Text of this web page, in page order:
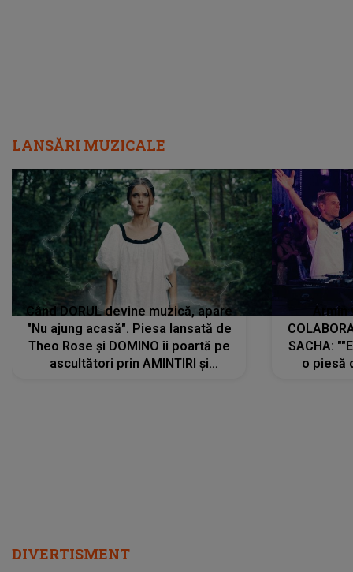
LANSĂRI MUZICALE
Când DORUL devine muzică, apare
"Nu ajung acasă". Piesa lansată de
Theo Rose și DOMINO îi poartă pe
ascultători prin AMINTIRI și
SACHA:
o piesă
DIVERTISMENT